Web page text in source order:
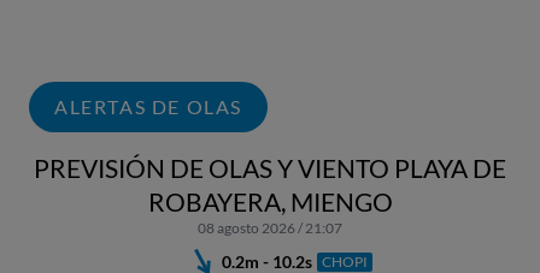
ALERTAS DE OLAS
PREVISIÓN DE OLAS Y VIENTO PLAYA DE
ROBAYERA, MIENGO
08 agosto 2026 / 21:07
0.2m - 10.2s CHOPI